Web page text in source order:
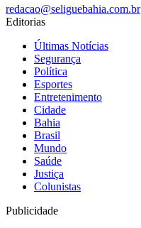
redacao@seliguebahia.com.br
Editorias
Últimas Notícias
Segurança
Política
Esportes
Entretenimento
Cidade
Bahia
Brasil
Mundo
Saúde
Justiça
Colunistas
Publicidade